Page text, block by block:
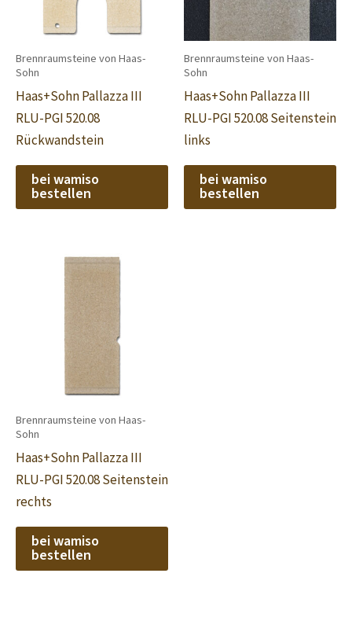
Brennraumsteine von Haas-
Sohn
Haas+Sohn Pallazza III
RLU-PGI 520.08
Rückwandstein
bei wamiso
bestellen
Brennraumsteine von Haas-
Sohn
Haas+Sohn Pallazza III
RLU-PGI 520.08 Seitenstein
links
bei wamiso
bestellen
Brennraumsteine von Haas-
Sohn
Haas+Sohn Pallazza III
RLU-PGI 520.08 Seitenstein
rechts
bei wamiso
bestellen